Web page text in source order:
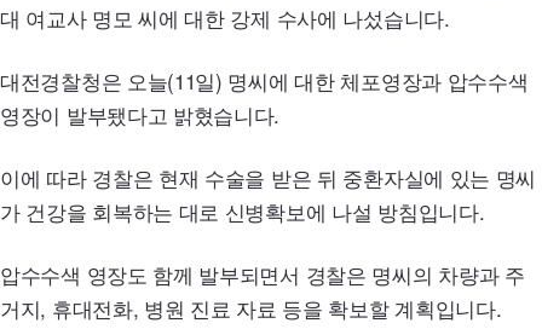
대 여교사 명모 씨에 대한 강제 수사에 나섰습니다.
대전경찰청은 오늘(11일) 명씨에 대한 체포영장과 압수수색
영장이 발부됐다고 밝혔습니다.
이에 따라 경찰은 현재 수술을 받은 뒤 중환자실에 있는 명씨
가 건강을 회복하는 대로 신병확보에 나설 방침입니다.
압수수색 영장도 함께 발부되면서 경찰은 명씨의 차량과 주
거지, 휴대전화, 병원 진료 자료 등을 확보할 계획입니다.